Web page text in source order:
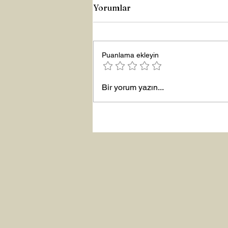
Yorumlar
Puanlama ekleyin
Bir yorum yazın...